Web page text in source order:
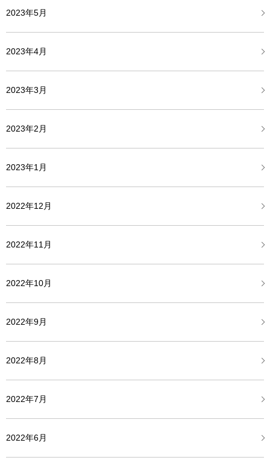
2023年5月
2023年4月
2023年3月
2023年2月
2023年1月
2022年12月
2022年11月
2022年10月
2022年9月
2022年8月
2022年7月
2022年6月